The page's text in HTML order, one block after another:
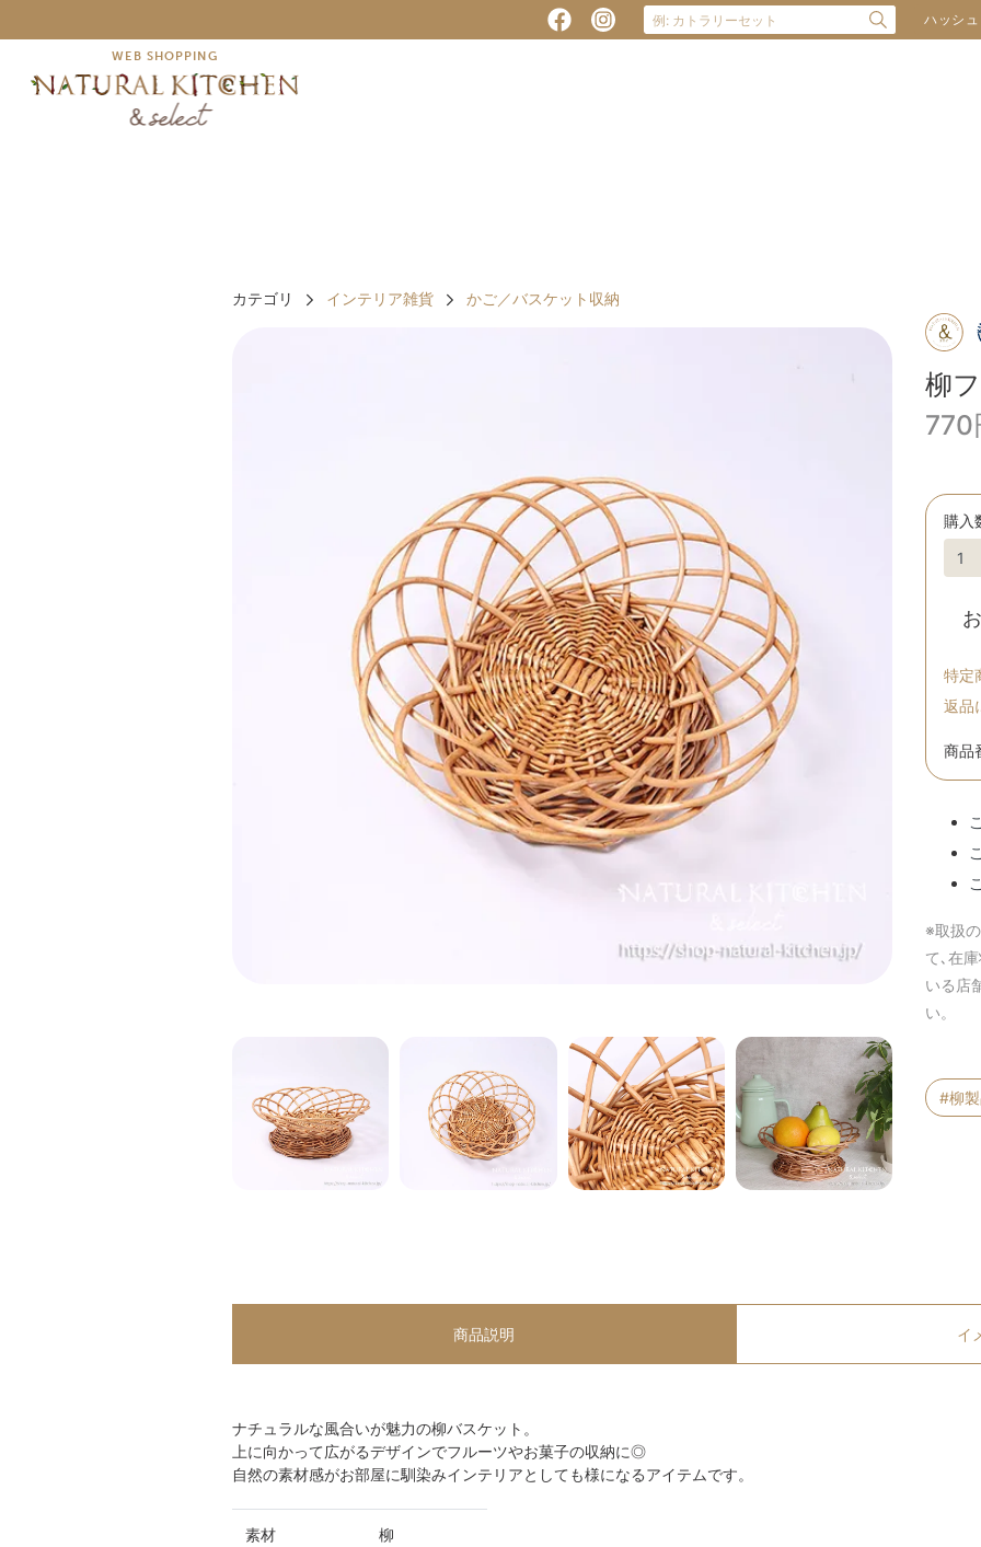
ハッシ
WEB SHOPPING
カテゴリ インテリア雑貨 かご／バスケット収納
柳
770
購入
特定
返品
商品
※取扱
て､在
いる店
い。
#柳
商品説明 イ
ナチュラルな風合いが魅力の柳バスケット。
上に向かって広がるデザインでフルーツやお菓子の収納に◎
自然の素材感がお部屋に馴染みインテリアとしても様になるアイテムです。
素材 柳